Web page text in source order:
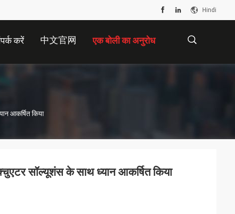
Hindi
करें 中文官网 एक बोली का अनुरोध
आकर्षित किया
सॉल्यूशंस के साथ ध्यान आकर्षित किया